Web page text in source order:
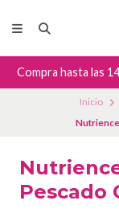
Compra hasta las
Inicio
Nutrience
Pescado